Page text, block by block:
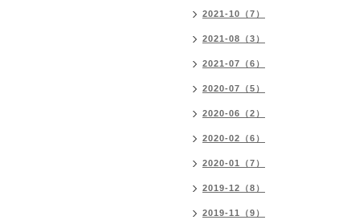
2021-10（7）
2021-08（3）
2021-07（6）
2020-07（5）
2020-06（2）
2020-02（6）
2020-01（7）
2019-12（8）
2019-11（9）